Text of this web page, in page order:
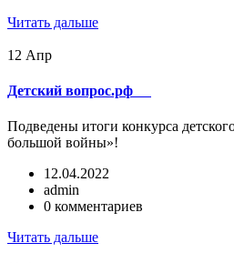
Читать дальше
12 Апр
Детский вопрос.рф
Подведены итоги конкурса
большой войны»!
12.04.2022
admin
0 комментариев
Читать дальше